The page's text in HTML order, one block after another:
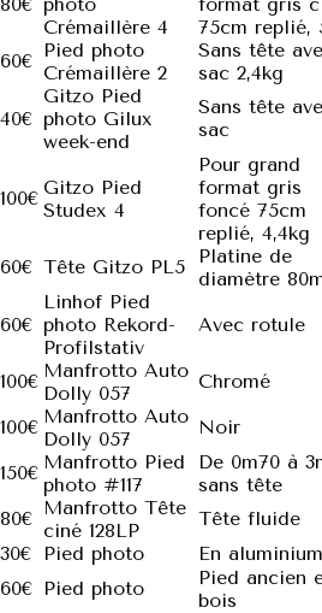
Crémaillère 4
75cm replié,
60€ Pied photo
Crémaillère 2
Sans tête
sac 2,4kg
40€
Gitzo Pied
photo Gilux
week-end
Sans tête
sac
100€ Gitzo Pied
Studex 4
Pour grand
format gris
foncé 75cm
replié, 4,4kg
60€ Tête Gitzo PL5
Platine de
diamètre
60€
Linhof Pied
photo Rekord-
Profilstativ
Avec rotule
100€ Manfrotto Auto
Dolly 057
Chromé
100€ Manfrotto Auto
Dolly 057
Noir
150€ Manfrotto Pied
photo #117
De 0m70 à
sans tête
80€ Manfrotto Tête
ciné 128LP
Tête fluide
30€ Pied photo
En aluminium
60€ Pied photo
Pied ancien
bois